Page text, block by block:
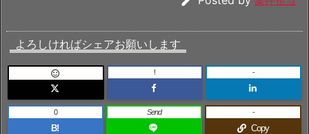
よろしければシェアお願いします
 ! -
B!
0 Send
Copy
-